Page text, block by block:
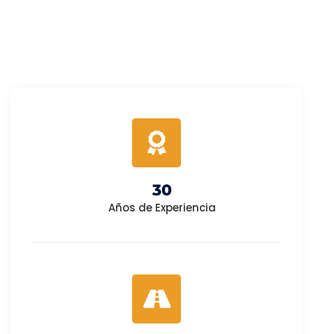
Años de Experiencia
30